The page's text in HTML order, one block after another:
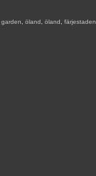
garden öland öland färjestaden